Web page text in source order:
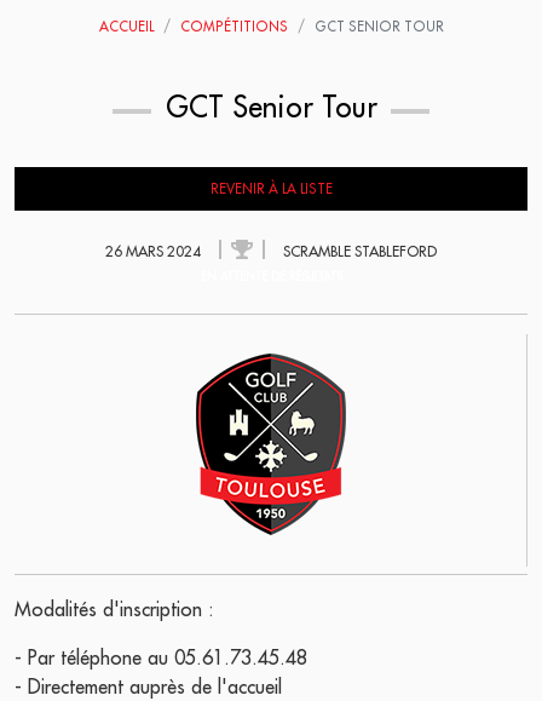
ACCUEIL COMPÉTITIONS GCT SENIOR TOUR
GCT Senior Tour
REVENIR À LA LISTE
26 MARS 2024 SCRAMBLE STABLEFORD
Modalités d'inscription :
- Par téléphone au 05.61.73.45.48
- Directement auprès de l'accueil